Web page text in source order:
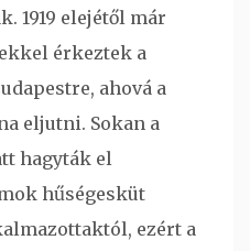
1919 elejétől már
érkeztek a
ahová a
eljutni. Sokan a
hagyták el
hűségesküt
ezért a